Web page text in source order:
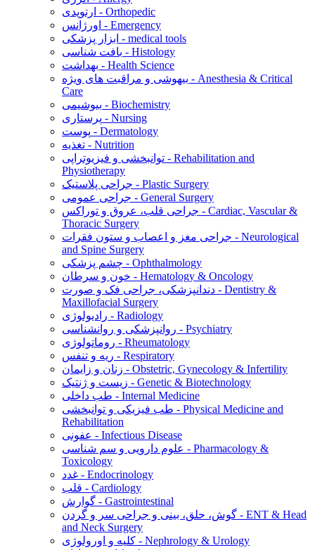
ارتوپدی - Orthopedic
اورژانس - Emergency
ابزار پزشکی - medical tools
بافت شناسی - Histology
بهداشت - Health Science
بیهوشی و مراقبت های ویژه - Anesthesia & Critical
Care
بیوشیمی - Biochemistry
پرستاری - Nursing
پوست - Dermatology
تغذیه - Nutrition
توانبخشی و فیزیوتراپی - Rehabilitation and
Physiotherapy
جراحی پلاستیک - Plastic Surgery
جراحی عمومی - General Surgery
جراحی قلب، عروق و توراکس - Cardiac, Vascular &
Thoracic Surgery
جراحی مغز و اعصاب و ستون فقرات - Neurological
and Spine Surgery
چشم پزشکی - Ophthalmology
خون و سرطان - Hematology & Oncology
دندانپزشکی، جراحی فک و صورت - Dentistry &
Maxillofacial Surgery
رادیولوژی - Radiology
روانپزشکی و روانشناسی - Psychiatry
روماتولوژی - Rheumatology
ریه و تنفس - Respiratory
زنان و زایمان - Obstetric, Gynecology & Infertility
زیست و ژنتیک - Genetic & Biotechnology
طب داخلی - Internal Medicine
طب فیزیکی و توانبخشی - Physical Medicine and
Rehabilitation
عفونی - Infectious Disease
علوم دارویی و سم شناسی - Pharmacology &
Toxicology
غدد - Endocrinology
قلب - Cardiology
گوارش - Gastrointestinal
گوش، حلق، بینی و جراحی سر و گردن - ENT & Head
and Neck Surgery
کلیه و اورولوژی - Nephrology & Urology